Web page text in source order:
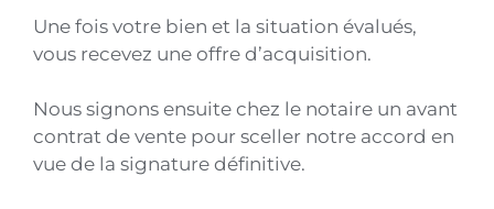
Une fois votre bien et la situation évalués,
vous recevez une offre d’acquisition.
Nous signons ensuite chez le notaire un avant
contrat de vente pour sceller notre accord en
vue de la signature définitive.